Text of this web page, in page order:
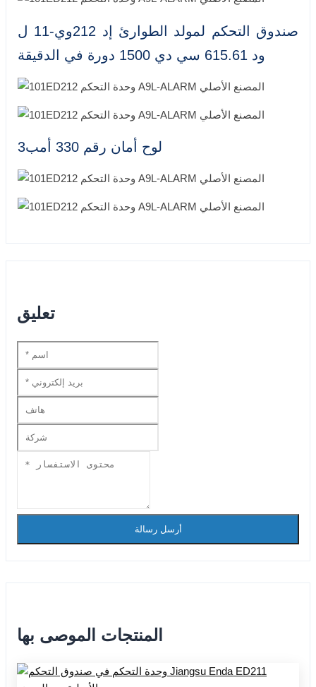
صندوق التحكم لمولد الطوارئ إد 212وي-11 ل
ود 615.61 سي دي 1500 دورة في الدقيقة
لوح أمان رقم 330 أمب3
تعليق
أرسل رسالة
المنتجات الموصى بها